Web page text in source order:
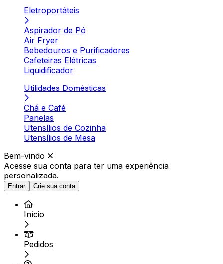
Eletroportáteis
Aspirador de Pó
Air Fryer
Bebedouros e Purificadores
Cafeteiras Elétricas
Liquidificador
Utilidades Domésticas
Chá e Café
Panelas
Utensílios de Cozinha
Utensílios de Mesa
Bem-vindo
Acesse sua conta para ter uma experiência
personalizada.
Entrar Crie sua conta
Início
Pedidos